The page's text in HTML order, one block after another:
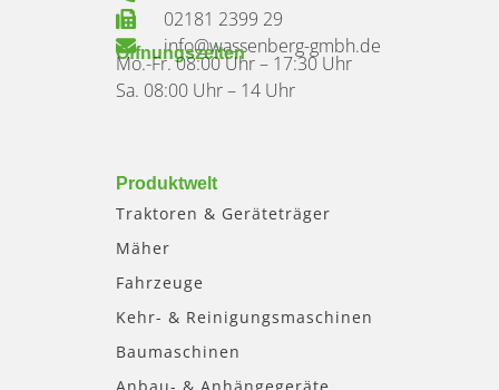
02181 2399 29
info@wassenberg-gmbh.de
Öffnungszeiten
Mo.-Fr. 08:00 Uhr – 17:30 Uhr
Sa. 08:00 Uhr – 14 Uhr
Produktwelt
Traktoren & Geräteträger
Mäher
Fahrzeuge
Kehr- & Reinigungsmaschinen
Baumaschinen